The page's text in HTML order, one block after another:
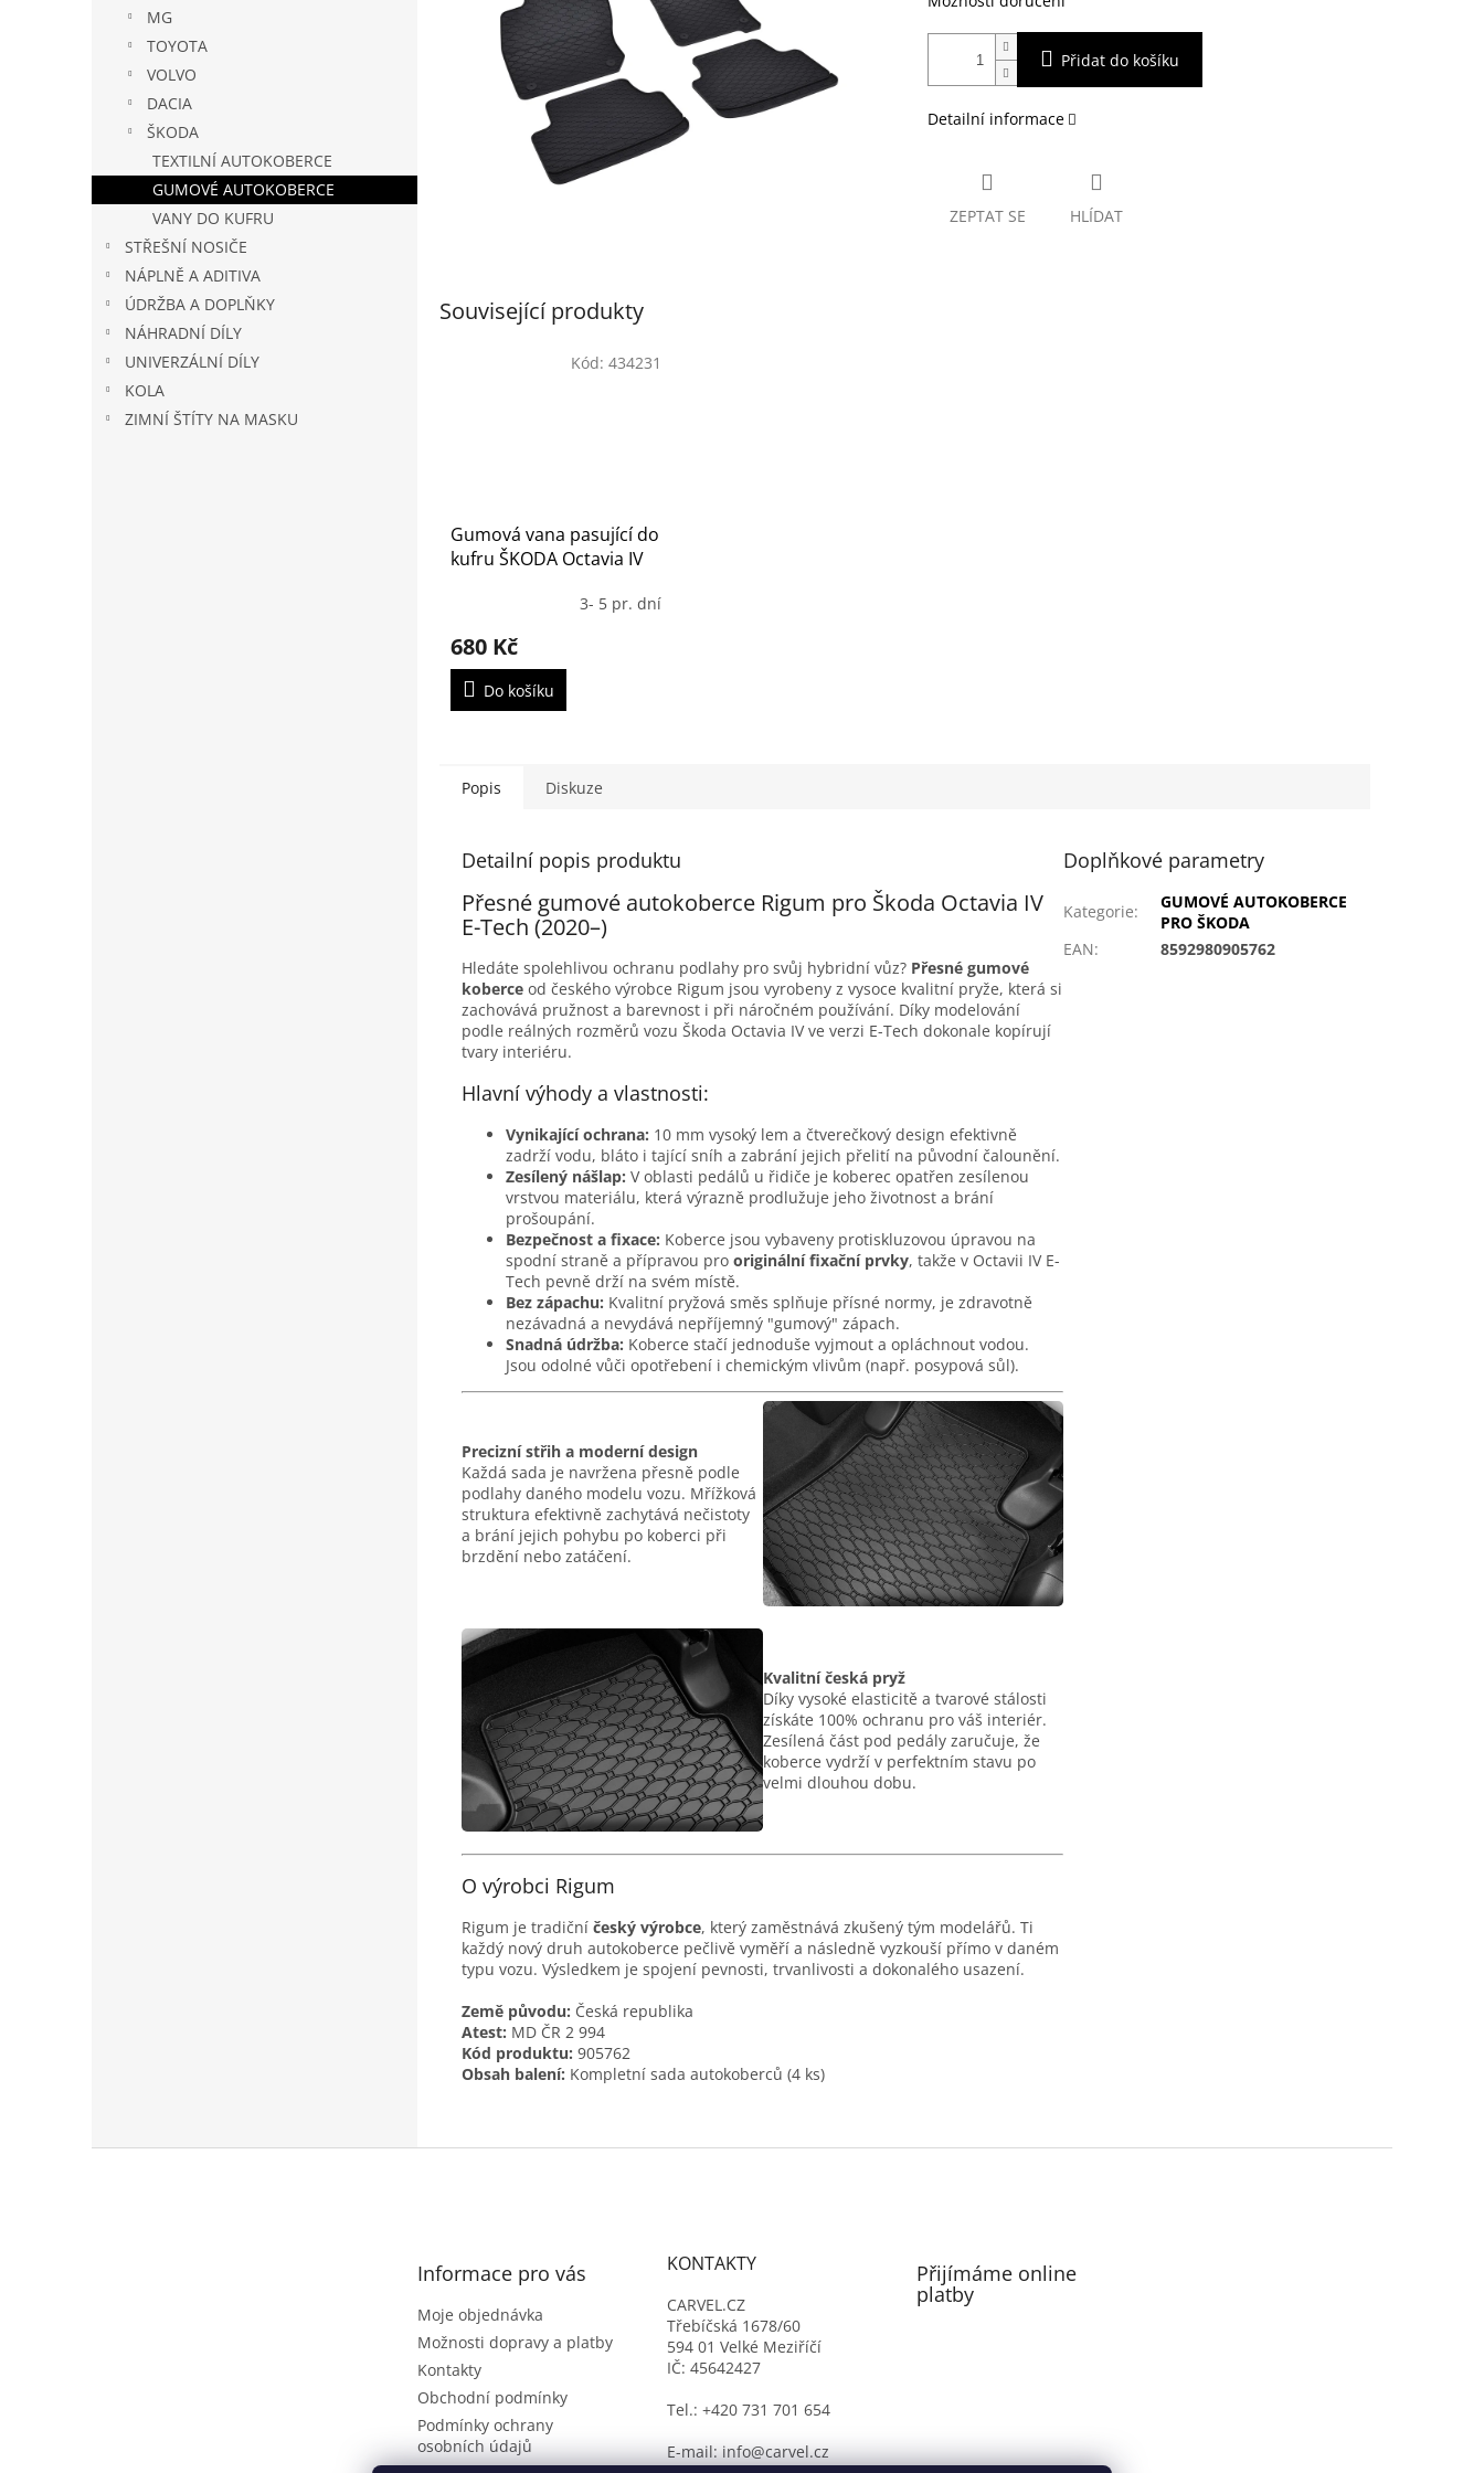
MG
TOYOTA
VOLVO
DACIA
ŠKODA
TEXTILNÍ AUTOKOBERCE
GUMOVÉ AUTOKOBERCE
VANY DO KUFRU
STŘEŠNÍ NOSIČE
NÁPLNĚ A ADITIVA
ÚDRŽBA A DOPLŇKY
NÁHRADNÍ DÍLY
UNIVERZÁLNÍ DÍLY
KOLA
ZIMNÍ ŠTÍTY NA MASKU
Přidat do košíku
Detailní informace
ZEPTAT SE HLÍDAT
Související produkty
Gumová vana pasující do
kufru ŠKODA Octavia IV
3- 5 pr. dní
680 Kč
Do košíku
Kód: 434231
Popis Diskuze
Detailní popis produktu
Přesné gumové autokoberce Rigum pro Škoda Octavia IV
E-Tech (2020–)
Hledáte spolehlivou ochranu podlahy pro svůj hybridní vůz? Přesné gumové
koberce od českého výrobce Rigum jsou vyrobeny z vysoce kvalitní pryže, která si
zachovává pružnost a barevnost i při náročném používání. Díky modelování
podle reálných rozměrů vozu Škoda Octavia IV ve verzi E-Tech dokonale kopírují
tvary interiéru.
Hlavní výhody a vlastnosti:
Vynikající ochrana: 10 mm vysoký lem a čtverečkový design efektivně
zadrží vodu, bláto i tající sníh a zabrání jejich přelití na původní čalounění.
Zesílený nášlap: V oblasti pedálů u řidiče je koberec opatřen zesílenou
vrstvou materiálu, která výrazně prodlužuje jeho životnost a brání
prošoupání.
Bezpečnost a fixace: Koberce jsou vybaveny protiskluzovou úpravou na
spodní straně a přípravou pro originální fixační prvky, takže v Octavii IV E-
Tech pevně drží na svém místě.
Bez zápachu: Kvalitní pryžová směs splňuje přísné normy, je zdravotně
nezávadná a nevydává nepříjemný "gumový" zápach.
Snadná údržba: Koberce stačí jednoduše vyjmout a opláchnout vodou.
Jsou odolné vůči opotřebení i chemickým vlivům (např. posypová sůl).
Precizní střih a moderní design
Každá sada je navržena přesně podle
podlahy daného modelu vozu. Mřížková
struktura efektivně zachytává nečistoty
a brání jejich pohybu po koberci při
brzdění nebo zatáčení.
Kvalitní česká pryž
Díky vysoké elasticitě a tvarové stálosti
získáte 100% ochranu pro váš interiér.
Zesílená část pod pedály zaručuje, že
koberce vydrží v perfektním stavu po
velmi dlouhou dobu.
O výrobci Rigum
Rigum je tradiční český výrobce, který zaměstnává zkušený tým modelářů. Ti
každý nový druh autokoberce pečlivě vyměří a následně vyzkouší přímo v daném
typu vozu. Výsledkem je spojení pevnosti, trvanlivosti a dokonalého usazení.
Země původu: Česká republika
Atest: MD ČR 2 994
Kód produktu: 905762
Obsah balení: Kompletní sada autokoberců (4 ks)
Doplňkové parametry
Kategorie:
GUMOVÉ AUTOKOBERCE
PRO ŠKODA
EAN: 8592980905762
Informace pro vás
Moje objednávka
Možnosti dopravy a platby
Kontakty
Obchodní podmínky
Podmínky ochrany
osobních údajů
KONTAKTY
CARVEL.CZ
Třebíčská 1678/60
594 01 Velké Meziříčí
IČ: 45642427
Tel.: +420 731 701 654
E-mail: info@carvel.cz
Přijímáme online
platby